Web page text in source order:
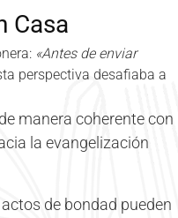
Casa
«Antes de enviar
perspectiva desafiaba a
manera coherente con
la evangelización
de bondad pueden